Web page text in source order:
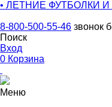
• ЛЕТНИЕ ФУТБОЛКИ
8-800-500-55-46 звонок
Поиск
Вход
0 Корзина
Меню